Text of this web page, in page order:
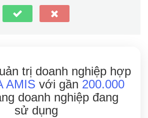
trị doanh nghiệp hợp
AMIS với gần 200.000
doanh nghiệp đang
sử dụng